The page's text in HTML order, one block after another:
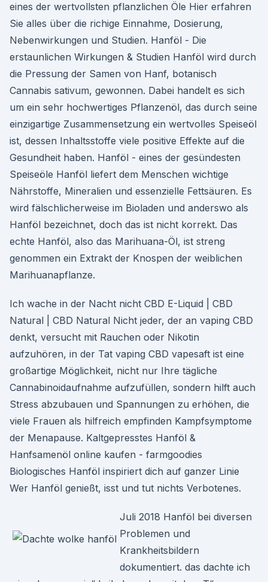
eines der wertvollsten pflanzlichen Öle Hier erfahren
Sie alles über die richige Einnahme, Dosierung,
Nebenwirkungen und Studien. Hanföl - Die
erstaunlichen Wirkungen & Studien Hanföl wird durch
die Pressung der Samen von Hanf, botanisch
Cannabis sativum, gewonnen. Dabei handelt es sich
um ein sehr hochwertiges Pflanzenöl, das durch seine
einzigartige Zusammensetzung ein wertvolles Speiseöl
ist, dessen Inhaltsstoffe viele positive Effekte auf die
Gesundheit haben. Hanföl - eines der gesündesten
Speiseöle Hanföl liefert dem Menschen wichtige
Nährstoffe, Mineralien und essenzielle Fettsäuren. Es
wird fälschlicherweise im Bioladen und anderswo als
Hanföl bezeichnet, doch das ist nicht korrekt. Das
echte Hanföl, also das Marihuana-Öl, ist streng
genommen ein Extrakt der Knospen der weiblichen
Marihuanapflanze.
Ich wache in der Nacht nicht CBD E-Liquid | CBD
Natural | CBD Natural Nicht jeder, der an vaping CBD
denkt, versucht mit Rauchen oder Nikotin
aufzuhören, in der Tat vaping CBD vapesaft ist eine
großartige Möglichkeit, nicht nur Ihre tägliche
Cannabinoidaufnahme aufzufüllen, sondern hilft auch
Stress abzubauen und Spannungen zu erhöhen, die
viele Frauen als hilfreich empfinden Kampfsymptome
der Menapause. Kaltgepresstes Hanföl &
Hanfsamenöl online kaufen - farmgoodies
Biologisches Hanföl inspiriert dich auf ganzer Linie
Wer Hanföl genießt, isst und tut nichts Verbotenes.
Juli 2018 Hanföl bei diversen
Problemen und
Krankheitsbildern
dokumentiert. das dachte ich